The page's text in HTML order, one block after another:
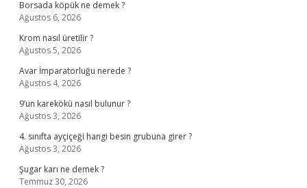
Borsada köpük ne demek ?
Ağustos 6, 2026
Krom nasıl üretilir ?
Ağustos 5, 2026
Avar İmparatorluğu nerede ?
Ağustos 4, 2026
9’un karekökü nasıl bulunur ?
Ağustos 3, 2026
4. sınıfta ayçiçeği hangi besin grubuna girer ?
Ağustos 3, 2026
Şugar karı ne demek ?
Temmuz 30, 2026